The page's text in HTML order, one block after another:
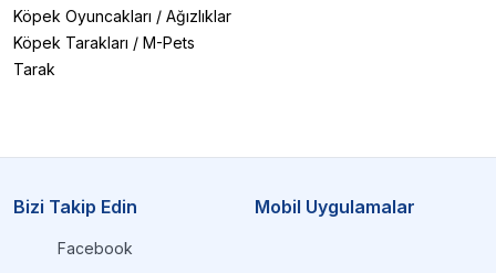
Köpek Oyuncakları / Ağızlıklar
Köpek Tarakları / M-Pets
Tarak
Bizi Takip Edin
Facebook
Mobil Uygulamalar